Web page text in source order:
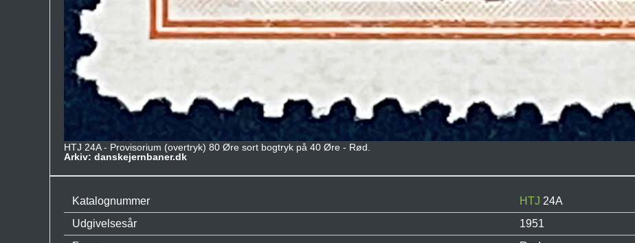
HTJ 24A - Provisorium (overtryk) 80 Øre sort bogtryk på 40 Øre - Rød.
Arkiv: danskejernbaner.dk
Katalognummer HTJ 24A
Udgivelsesår
1951